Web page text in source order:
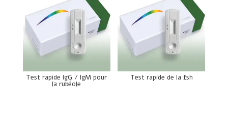
Test rapide IgG / IgM pour
la rubéole
Test rapide de la fsh